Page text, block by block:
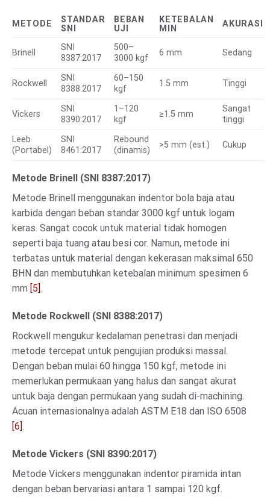
METODE
STANDAR
SNI
BEBAN
UJI
KETEBALAN
MIN
AKURASI
Brinell
SNI
8387:2017
500–
3000 kgf
6 mm Sedang
Rockwell
SNI
8388:2017
60–150
kgf
1.5 mm Tinggi
Vickers
SNI
8390:2017
1–120
kgf
≥1.5 mm
Sangat
tinggi
Leeb
(Portabel)
SNI
8461:2017
Rebound
(dinamis)
>5 mm (est.) Cukup
Metode Brinell (SNI 8387:2017)
Metode Brinell menggunakan indentor bola baja atau
karbida dengan beban standar 3000 kgf untuk logam
keras. Sangat cocok untuk material tidak homogen
seperti baja tuang atau besi cor. Namun, metode ini
terbatas untuk material dengan kekerasan maksimal 650
BHN dan membutuhkan ketebalan minimum spesimen 6
mm [5].
Metode Rockwell (SNI 8388:2017)
Rockwell mengukur kedalaman penetrasi dan menjadi
metode tercepat untuk pengujian produksi massal.
Dengan beban mulai 60 hingga 150 kgf, metode ini
memerlukan permukaan yang halus dan sangat akurat
untuk baja dengan permukaan yang sudah di-machining.
Acuan internasionalnya adalah ASTM E18 dan ISO 6508
[6].
Metode Vickers (SNI 8390:2017)
Metode Vickers menggunakan indentor piramida intan
dengan beban bervariasi antara 1 sampai 120 kgf.